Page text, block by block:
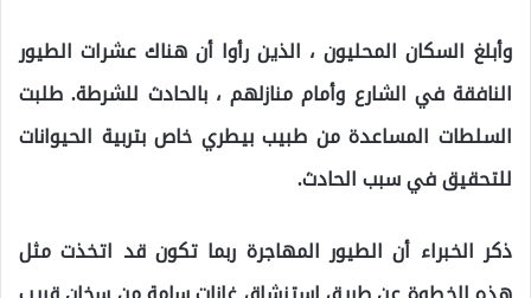
وأبلغ السكان المحليون ، الذين رأوا أن هناك عشرات الطيور
النافقة في الشارع وأمام منازلهم ، بالحادث للشرطة. طلبت
السلطات المساعدة من طبيب بيطري خاص بتربية الحيوانات
للتحقيق في سبب الحادث.
ذكر الخبراء أن الطيور المهاجرة ربما تكون قد اتخذت مثل